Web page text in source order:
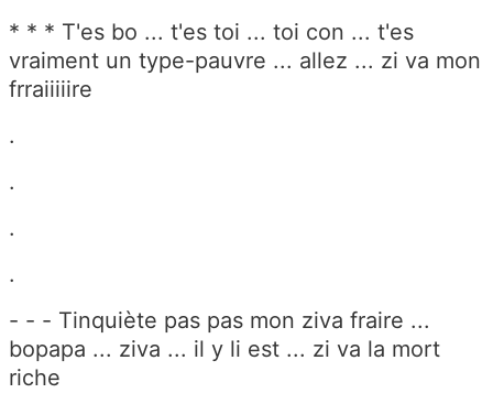
* * * T'es bo ... t'es toi ... toi con ... t'es
vraiment un type-pauvre ... allez ... zi va mon
frraiiiiire
.
.
.
.
- - - Tinquiète pas pas mon ziva fraire ...
bopapa ... ziva ... il y li est ... zi va la mort
riche